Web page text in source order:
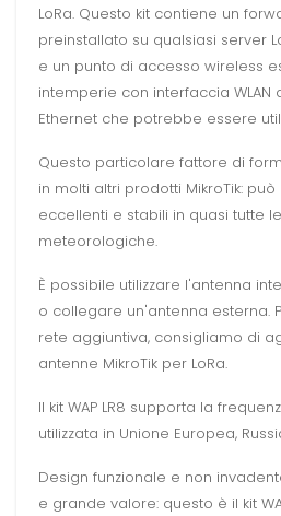
LoRa. Questo kit contiene un
preinstallato su qualsiasi server
e un punto di accesso wireless
intemperie con interfaccia WLAN
Ethernet che potrebbe essere
Questo particolare fattore di
in molti altri prodotti MikroTik:
eccellenti e stabili in quasi tutte
meteorologiche.
È possibile utilizzare l'antenna
o collegare un'antenna esterna.
rete aggiuntiva, consigliamo di
antenne MikroTik per LoRa.
Il kit WAP LR8 supporta la
utilizzata in Unione Europea,
Design funzionale e non
e grande valore: questo è il kit